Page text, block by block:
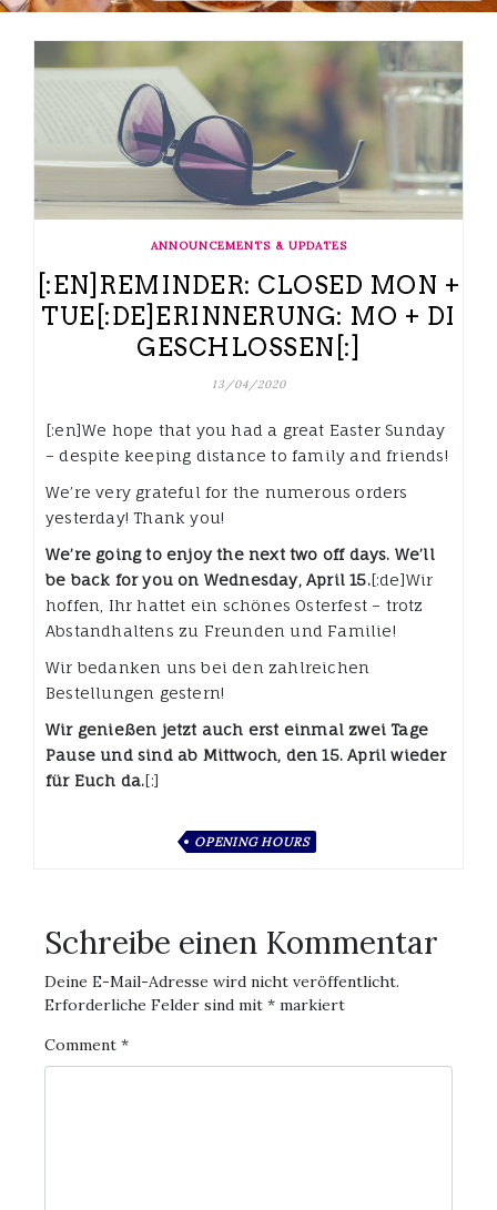
ANNOUNCEMENTS & UPDATES
[:EN]REMINDER: CLOSED MON +
TUE[:DE]ERINNERUNG: MO + DI
GESCHLOSSEN[:]
13/04/2020
[:en]We hope that you had a great Easter Sunday
– despite keeping distance to family and friends!
We’re very grateful for the numerous orders
yesterday! Thank you!
We’re going to enjoy the next two off days. We’ll
be back for you on Wednesday, April 15.[:de]Wir
hoffen, Ihr hattet ein schönes Osterfest – trotz
Abstandhaltens zu Freunden und Familie!
Wir bedanken uns bei den zahlreichen
Bestellungen gestern!
Wir genießen jetzt auch erst einmal zwei Tage
Pause und sind ab Mittwoch, den 15. April wieder
für Euch da.[:]
OPENING HOURS
Schreibe einen Kommentar
Deine E-Mail-Adresse wird nicht veröffentlicht.
Erforderliche Felder sind mit * markiert
Comment *